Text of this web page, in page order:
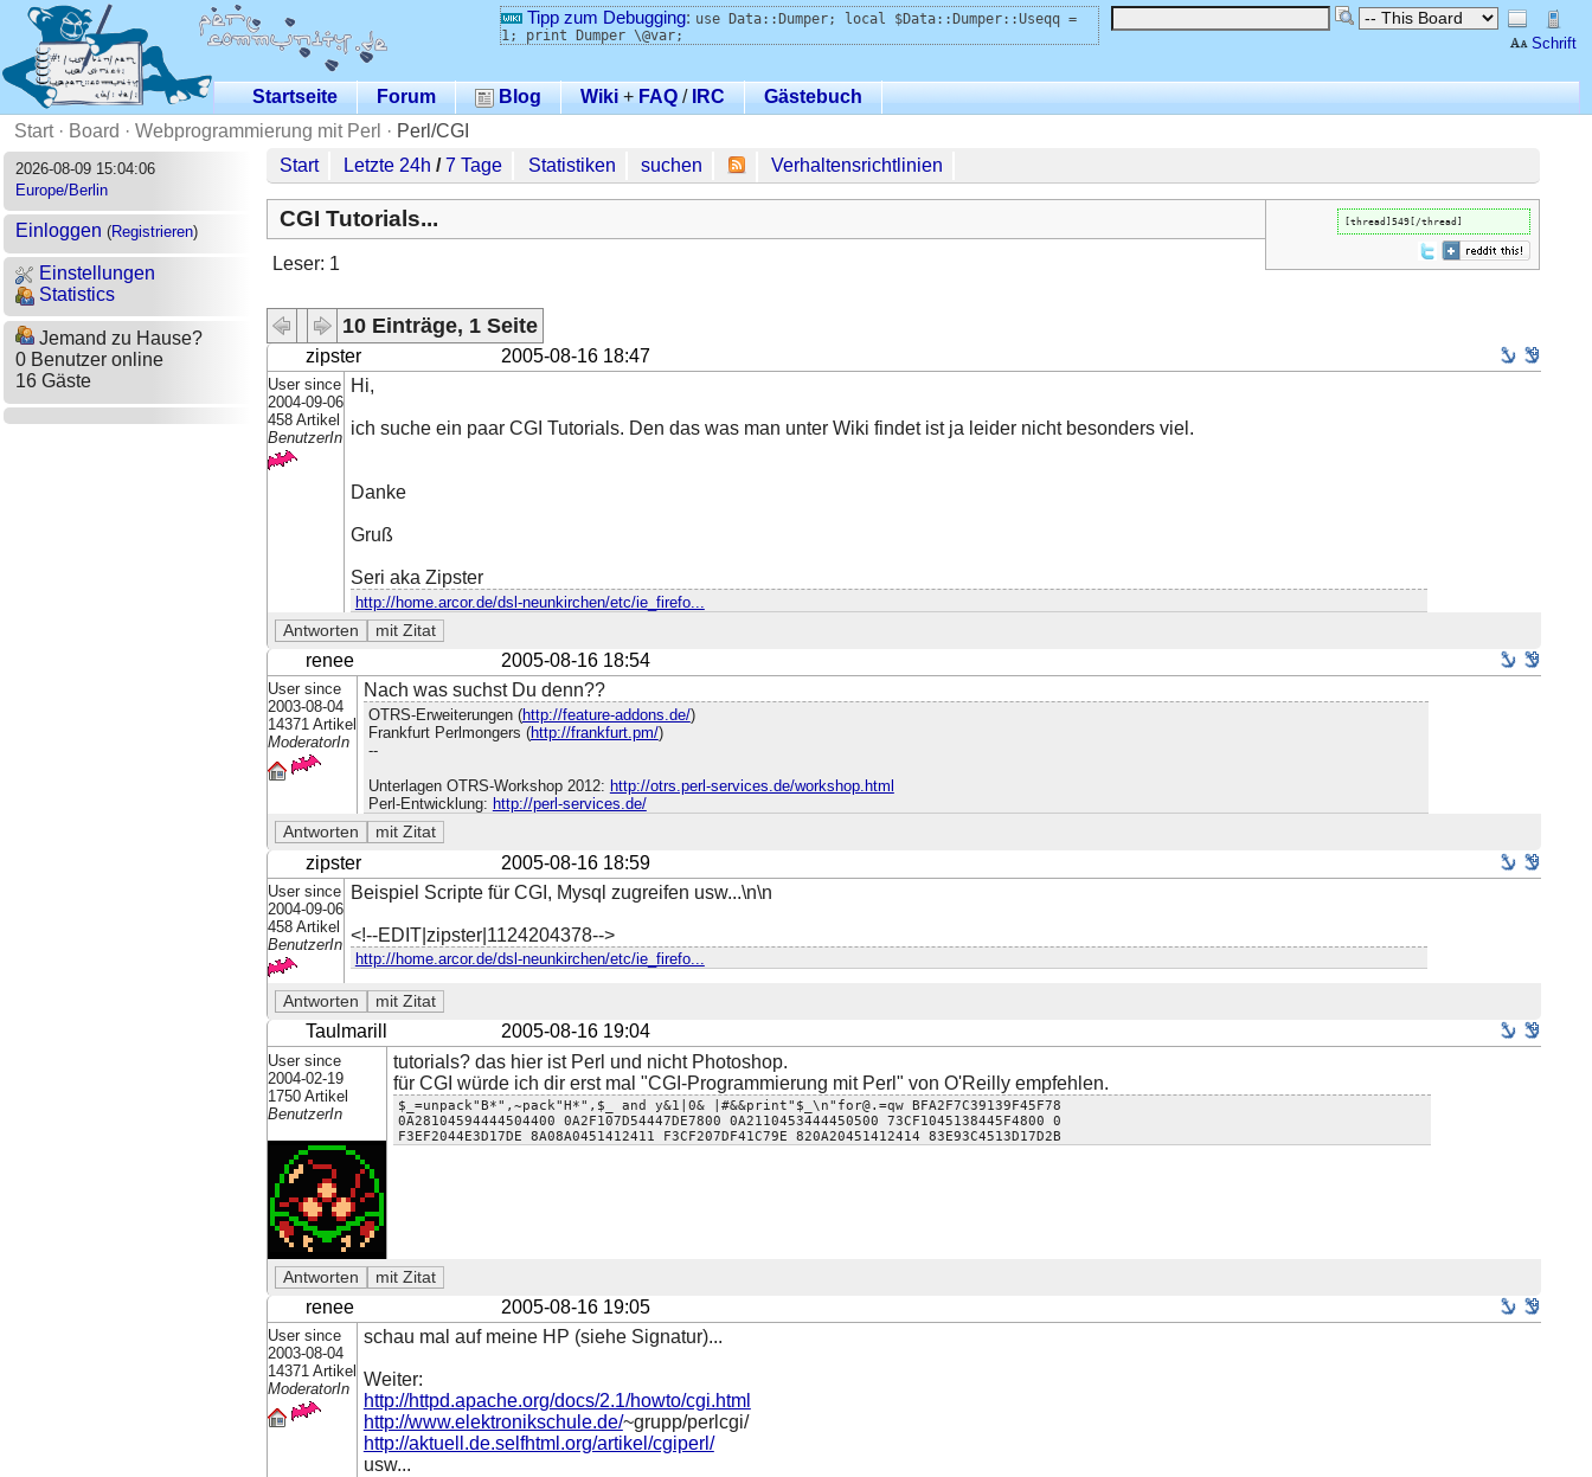
Schrift
Tipp zum Debugging: use Data::Dumper; local $Data::Dumper::Useqq =
1; print Dumper \@var;
Startseite Forum Blog Wiki+ FAQ /IRC
Gästebuch
Start· Board · Webprogrammierung mit Perl · Perl/CGI
2026-08-09 15:04:06
Europe/Berlin
Einloggen (Registrieren)
Einstellungen
Statistics
Jemand zu Hause?
0 Benutzer online
16 Gäste
Start Letzte 24h /7 Tage Statistiken suchen Verhaltensrichtlinien
[thread]549[/thread]
CGI Tutorials...
Leser: 1
10 Einträge, 1 Seite
zipster 2005-08-16 18:47
User since
2004-09-06
458 Artikel
BenutzerIn
Hi,
ich suche ein paar CGI Tutorials. Den das was man unter Wiki findet ist ja leider nicht besonders viel.
Danke
Gruß
Seri aka Zipster
http://home.arcor.de/dsl-neunkirchen/etc/ie_firefo...
renee 2005-08-16 18:54
User since
2003-08-04
14371 Artikel
ModeratorIn
Nach was suchst Du denn??
OTRS-Erweiterungen (http://feature-addons.de/)
Frankfurt Perlmongers (http://frankfurt.pm/)
--
Unterlagen OTRS-Workshop 2012: http://otrs.perl-services.de/workshop.html
Perl-Entwicklung: http://perl-services.de/
zipster 2005-08-16 18:59
User since
2004-09-06
458 Artikel
BenutzerIn
Beispiel Scripte für CGI, Mysql zugreifen usw...\n\n
<!--EDIT|zipster|1124204378-->
http://home.arcor.de/dsl-neunkirchen/etc/ie_firefo...
Taulmarill 2005-08-16 19:04
User since
2004-02-19
1750 Artikel
BenutzerIn
tutorials? das hier ist Perl und nicht Photoshop.
für CGI würde ich dir erst mal "CGI-Programmierung mit Perl" von O'Reilly empfehlen.
$_=unpack"B*",~pack"H*",$_ and y&1|0& |#&&print"$_\n"for@.=qw BFA2F7C39139F45F78
0A28104594444504400 0A2F107D54447DE7800 0A2110453444450500 73CF1045138445F4800 0
F3EF2044E3D17DE 8A08A0451412411 F3CF207DF41C79E 820A20451412414 83E93C4513D17D2B
renee 2005-08-16 19:05
User since
2003-08-04
14371 Artikel
ModeratorIn
schau mal auf meine HP (siehe Signatur)...
Weiter:
http://httpd.apache.org/docs/2.1/howto/cgi.html
http://www.elektronikschule.de/~grupp/perlcgi/
http://aktuell.de.selfhtml.org/artikel/cgiperl/
usw...